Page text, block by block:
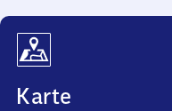
Karte